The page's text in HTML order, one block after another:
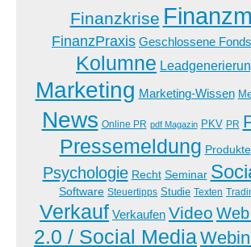
Finanzkrise
FinanzPraxis Geschlossene Fonds
Kolumne
Marketing Marketing-Wissen
News Online PR pdf Magazin PKV PR
Pressemeldung Produkte
Psychologie Recht Seminar
Software Steuertipps Studie Texten
Verkauf Verkaufen Video
2.0 / Social Media